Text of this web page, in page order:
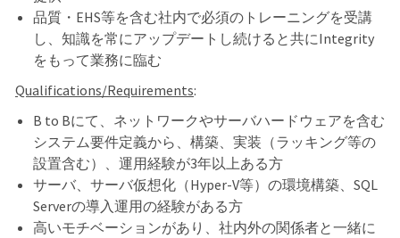
品質・EHS等を含む社内で必須のトレーニングを受講
し、知識を常にアップデートし続けると共にIntegrity
をもって業務に臨む
Qualifications/Requirements:
B to Bにて、ネットワークやサーバハードウェアを含む
システム要件定義から、構築、実装（ラッキング等の
設置含む）、運用経験が3年以上ある方
サーバ、サーバ仮想化（Hyper-V等）の環境構築、SQL
Serverの導入運用の経験がある方
高いモチベーションがあり、社内外の関係者と一緒に